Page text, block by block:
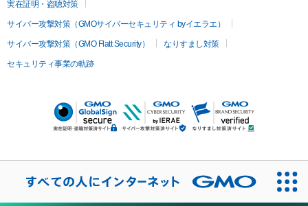
実在証明・盗聴対策
サイバー攻撃対策（GMOサイバーセキュリティ byイエラエ）
サイバー攻撃対策（GMO Flatt Security） なりすまし対策
セキュリティ事業の軌跡